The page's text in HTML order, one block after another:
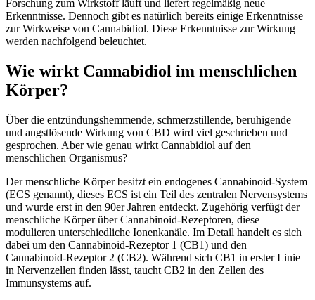
Forschung zum Wirkstoff läuft und liefert regelmäßig neue
Erkenntnisse. Dennoch gibt es natürlich bereits einige Erkenntnisse
zur Wirkweise von Cannabidiol. Diese Erkenntnisse zur Wirkung
werden nachfolgend beleuchtet.
Wie wirkt Cannabidiol im menschlichen
Körper?
Über die entzündungshemmende, schmerzstillende, beruhigende
und angstlösende Wirkung von CBD wird viel geschrieben und
gesprochen. Aber wie genau wirkt Cannabidiol auf den
menschlichen Organismus?
Der menschliche Körper besitzt ein endogenes Cannabinoid-System
(ECS genannt), dieses ECS ist ein Teil des zentralen Nervensystems
und wurde erst in den 90er Jahren entdeckt. Zugehörig verfügt der
menschliche Körper über Cannabinoid-Rezeptoren, diese
modulieren unterschiedliche Ionenkanäle. Im Detail handelt es sich
dabei um den Cannabinoid-Rezeptor 1 (CB1) und den
Cannabinoid-Rezeptor 2 (CB2). Während sich CB1 in erster Linie
in Nervenzellen finden lässt, taucht CB2 in den Zellen des
Immunsystems auf.